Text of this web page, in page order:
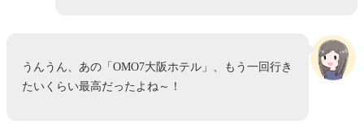
うんうん、あの「OMO7大阪ホテル」、もう一回行き
たいくらい最高だったよね～！